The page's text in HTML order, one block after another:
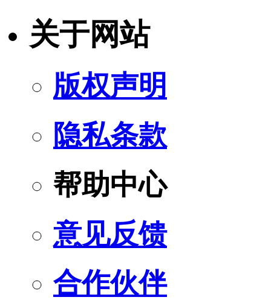
关于网站
版权声明
隐私条款
帮助中心
意见反馈
合作伙伴